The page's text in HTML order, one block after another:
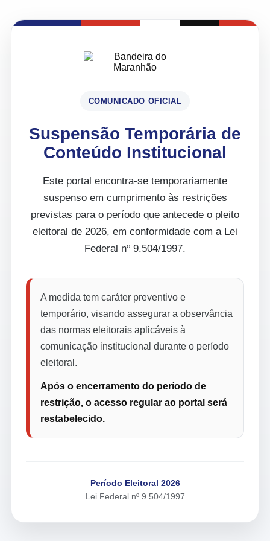
COMUNICADO OFICIAL
Suspensão Temporária de
Conteúdo Institucional
Este portal encontra-se temporariamente
suspenso em cumprimento às restrições
previstas para o período que antecede o pleito
eleitoral de 2026, em conformidade com a Lei
Federal nº 9.504/1997.
A medida tem caráter preventivo e
temporário, visando assegurar a observância
das normas eleitorais aplicáveis à
comunicação institucional durante o período
eleitoral.
Após o encerramento do período de
restrição, o acesso regular ao portal será
restabelecido.
Período Eleitoral 2026
Lei Federal nº 9.504/1997